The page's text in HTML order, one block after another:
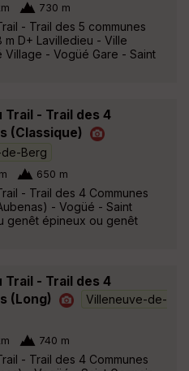
730 m
- Trail des 5 communes
D+ Lavilledieu - Ville
- Vogüé Gare - Saint
Trail - Trail des 4
(Classique)
Berg
650 m
- Trail des 4 Communes
- Vogüé - Saint
genêt épineux ou genêt
Trail - Trail des 4
(Long)
Villeneuve-de-
740 m
- Trail des 4 Communes